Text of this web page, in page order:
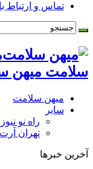
تماس و ارتباط
سلامت میهن
میهن سلامت
سایر
راه نو نیوز
تهران
آخرین خبرها